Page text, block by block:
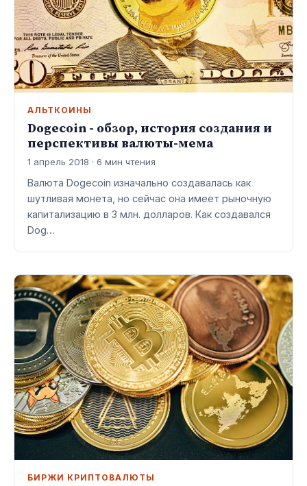
АЛЬТКОИНЫ
Dogecoin - обзор, история создания и
перспективы валюты-мема
1 апрель 2018 · 6 мин чтения
Валюта Dogecoin изначально создавалась как
шутливая монета, но сейчас она имеет рыночную
капитализацию в 3 млн. долларов. Как создавался
Dog…
БИРЖИ КРИПТОВАЛЮТЫ